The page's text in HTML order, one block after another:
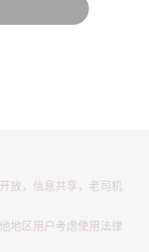
放，信息共享，老司机
地区用户考虑使用法律